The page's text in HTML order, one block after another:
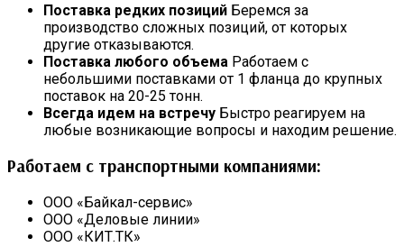
Поставка редких позиций Беремся за
производство сложных позиций, от которых
другие отказываются.
Поставка любого объема Работаем с
небольшими поставками от 1 фланца до крупных
поставок на 20-25 тонн.
Всегда идем на встречу Быстро реагируем на
любые возникающие вопросы и находим решение.
Работаем с транспортными компаниями:
ООО «Байкал-сервис»
ООО «Деловые линии»
ООО «КИТ.ТК»